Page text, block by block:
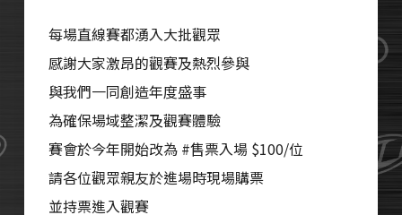
每場直線賽都湧入大批觀眾
感謝大家激昂的觀賽及熱烈參與
與我們一同創造年度盛事
為確保場域整潔及觀賽體驗
賽會於今年開始改為 #售票入場 $100/位
請各位觀眾親友於進場時現場購票
並持票進入觀賽